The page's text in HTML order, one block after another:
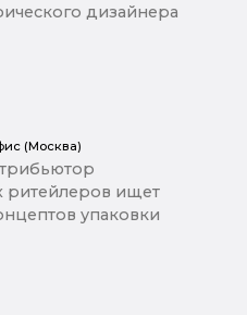
дизайнера
(Москва)
ритейлеров ищет
упаковки